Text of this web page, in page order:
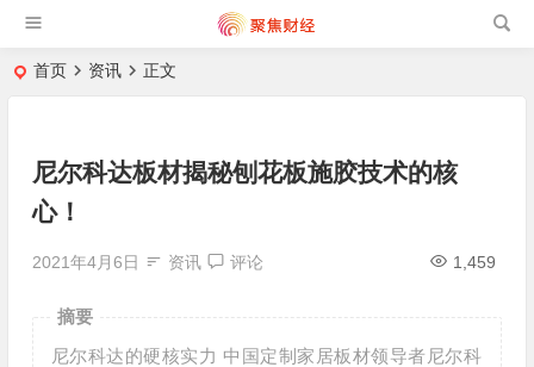
首页 资讯 正文
尼尔科达板材揭秘刨花板施胶技术的核
心！
2021年4月6日 资讯 评论 1,459
摘要
尼尔科达的硬核实力 中国定制家居板材领导者尼尔科